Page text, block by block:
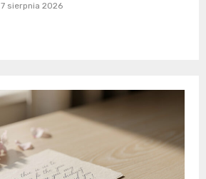
7 sierpnia 2026